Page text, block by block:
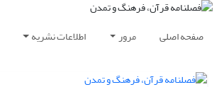
صفحه اصلی مرور اطلاعات نشریه